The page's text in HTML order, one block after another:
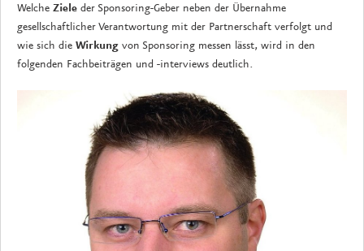
Welche Ziele der Sponsoring-Geber neben der Übernahme
gesellschaftlicher Verantwortung mit der Partnerschaft verfolgt und
wie sich die Wirkung von Sponsoring messen lässt, wird in den
folgenden Fachbeiträgen und -interviews deutlich.